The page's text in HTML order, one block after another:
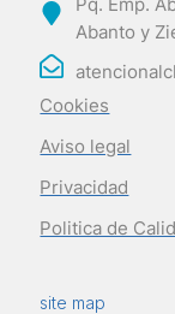
Abanto y
Cookies
Aviso legal
Privacidad
Politica de
site map